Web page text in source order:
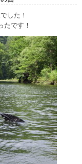
した！
たです！